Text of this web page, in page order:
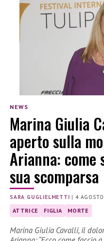
NEWS
Marina Giulia
aperto sulla
Arianna: come
sua scomparsa
SARA GUGLIELMETTI |4
ATTRICE FIGLIA MORTE
Marina Giulia Cavalli, il